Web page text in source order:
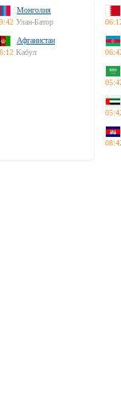
Монголия
Улан-Батор
Афганистан
Кабул